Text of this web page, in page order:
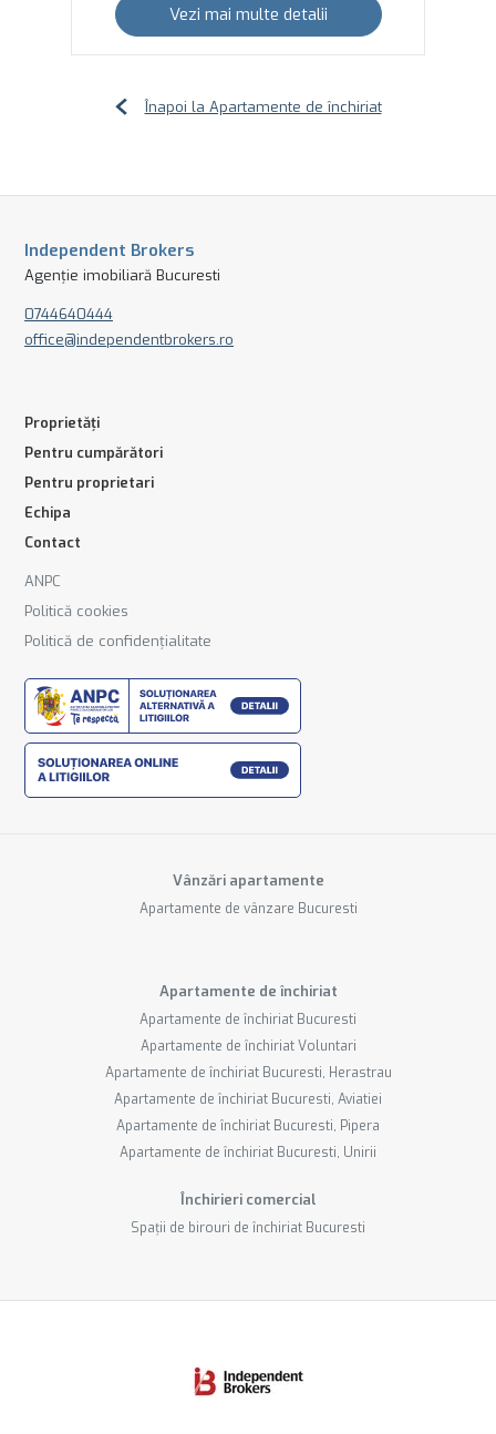
Vezi mai multe detalii
Înapoi la Apartamente de închiriat
Independent Brokers
Agenție imobiliară Bucuresti
0744640444
office@independentbrokers.ro
Proprietăți
Pentru cumpărători
Pentru proprietari
Echipa
Contact
ANPC
Politică cookies
Politică de confidențialitate
Vânzări apartamente
Apartamente de vânzare Bucuresti
Apartamente de închiriat
Apartamente de închiriat Bucuresti
Apartamente de închiriat Voluntari
Apartamente de închiriat Bucuresti, Herastrau
Apartamente de închiriat Bucuresti, Aviatiei
Apartamente de închiriat Bucuresti, Pipera
Apartamente de închiriat Bucuresti, Unirii
Închirieri comercial
Spații de birouri de închiriat Bucuresti